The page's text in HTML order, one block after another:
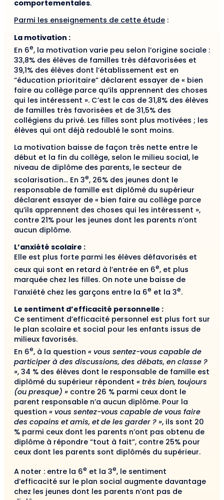
comportementales.
Parmi les enseignements de cette étude :
La motivation :
En 6e, la motivation varie peu selon l’origine sociale :
33,8% des élèves de familles très défavorisées et
39,1% des élèves dont l’établissement est en
“éducation prioritaire” déclarent essayer de « bien
faire au collège parce qu’ils apprennent des choses
qui les intéressent ». C’est le cas de 31,8% des élèves
de familles très favorisées et de 31,5% des
collégiens du privé. Les filles sont plus motivées ; les
élèves qui ont déjà redoublé le sont moins.
La motivation baisse de façon très nette entre le
début et la fin du collège, selon le milieu social, le
niveau de diplôme des parents, le secteur de
scolarisation… En 3e, 26% des jeunes dont le
responsable de famille est diplômé du supérieur
déclarent essayer de « bien faire au collège parce
qu’ils apprennent des choses qui les intéressent »,
contre 21% pour les jeunes dont les parents n’ont
aucun diplôme.
L’anxiété scolaire :
Elle est plus forte parmi les élèves défavorisés et
ceux qui sont en retard à l’entrée en 6e, et plus
marquée chez les filles. On note une baisse de
l’anxiété chez les garçons entre la 6e et la 3e.
Le sentiment d’efficacité personnelle :
Ce sentiment d’efficacité personnel est plus fort sur
le plan scolaire et social pour les enfants issus de
milieux favorisés.
En 6e, à la question « vous sentez-vous capable de
participer à des discussions, des débats, en classe ?
», 34 % des élèves dont le responsable de famille est
diplômé du supérieur répondent « très bien, toujours
(ou presque) » contre 26 % parmi ceux dont le
parent responsable n’a aucun diplôme. Pour la
question « vous sentez-vous capable de vous faire
des copains et amis, et de les garder ? », ils sont 20
% parmi ceux dont les parents n’ont pas obtenu de
diplôme à répondre “tout à fait”, contre 25% pour
ceux dont les parents sont diplômés du supérieur.
A noter : entre la 6e et la 3e, le sentiment
d’efficacité sur le plan social augmente davantage
chez les jeunes dont les parents n’ont pas de